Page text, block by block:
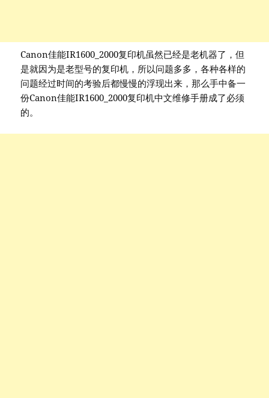
Canon佳能IR1600_2000复印机虽然已经是老机器了，但
是就因为是老型号的复印机，所以问题多多，各种各样的
问题经过时间的考验后都慢慢的浮现出来，那么手中备一
份Canon佳能IR1600_2000复印机中文维修手册成了必须
的。